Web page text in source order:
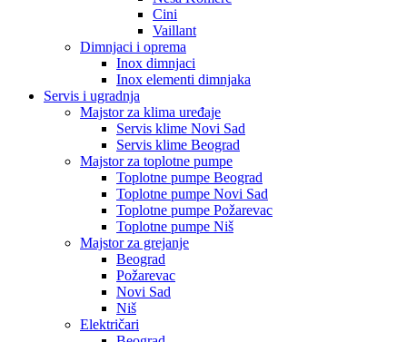
Cini
Vaillant
Dimnjaci i oprema
Inox dimnjaci
Inox elementi dimnjaka
Servis i ugradnja
Majstor za klima uređaje
Servis klime Novi Sad
Servis klime Beograd
Majstor za toplotne pumpe
Toplotne pumpe Beograd
Toplotne pumpe Novi Sad
Toplotne pumpe Požarevac
Toplotne pumpe Niš
Majstor za grejanje
Beograd
Požarevac
Novi Sad
Niš
Električari